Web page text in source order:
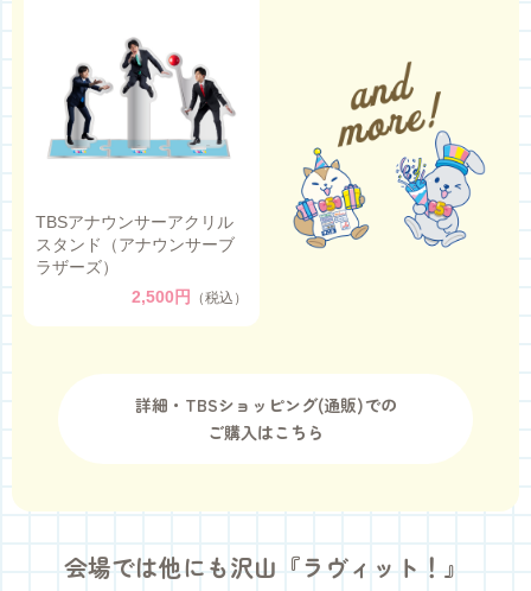
TBSアナウンサーアクリル
スタンド（アナウンサーブ
ラザーズ）
2,500円
（税込）
詳細・TBSショッピング(通販)での
ご購入はこちら
会場では他にも沢山『ラヴィット！』